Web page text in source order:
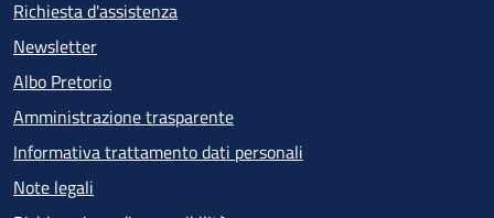
Richiesta d'assistenza
Newsletter
Albo Pretorio
Amministrazione trasparente
Informativa trattamento dati personali
Note legali